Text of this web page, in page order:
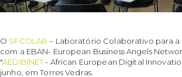
O SFCOLAB – Laboratório Colaborativo para
com a EBAN- European Business Angels
"AEDIB|NET- African European Digital
junho, em Torres Vedras.